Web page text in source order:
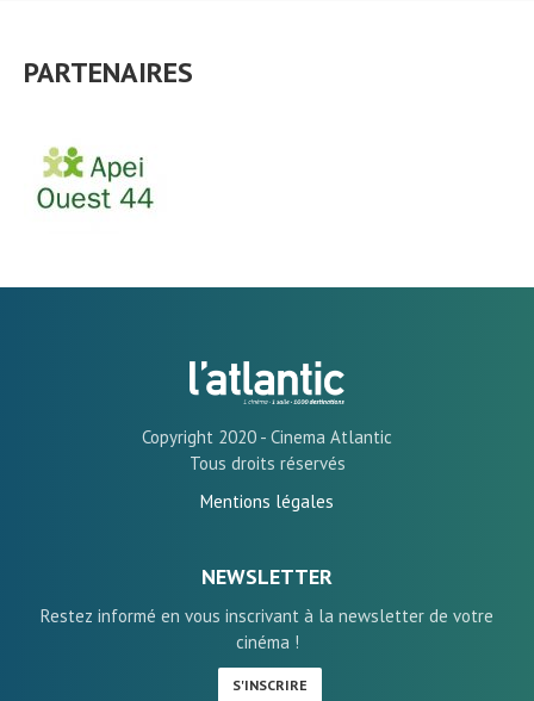
PARTENAIRES
Copyright 2020 - Cinema Atlantic
Tous droits réservés
Mentions légales
NEWSLETTER
Restez informé en vous inscrivant à la newsletter de votre
cinéma !
S'INSCRIRE